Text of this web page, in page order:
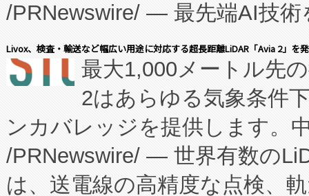
キー方式で拡張性が高く、持
す。FCCM‑を活用した現地生
患者にとっての費用負担を大
のアクセスを大幅に拡大する
Fully-Connected Continuous
プログラムには、施設設計・
に関する技術移転および知的
/PRNewswire/ — 最先端AI技術
会社エーアイ・アンド：本社
President原信平）と、エンタ
ードするVoltaiqは、日本にあ
ーエネルギー貯蔵システム（
た。 Voltaiq独自のAI搭載プラ
定、統合、導入、運用に至る
Livox、検査・輸送など幅広い用途に対応する超長距離LiDAR「Avia 2」を
最大1,000メートル先
2はあらゆる気象条件
ンカバレッジを提供します。
/PRNewswire/ — 世界有数の
は、送電線の高精度な点検、